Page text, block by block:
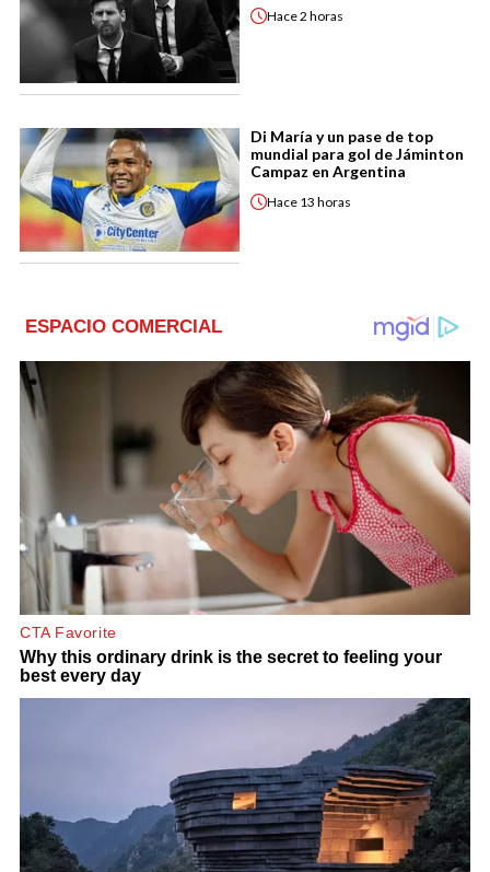
Hace2 horas
Di María y un pase de top
mundial para gol de Jáminton
Campaz en Argentina
Hace 13 horas